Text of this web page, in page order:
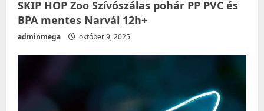
SKIP HOP Zoo Szívószálas pohár PP PVC és
BPA mentes Narvál 12h+
adminmega október 9, 2025